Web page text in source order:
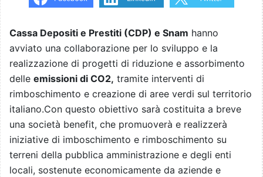
Cassa Depositi e Prestiti (CDP) e Snam hanno
avviato una collaborazione per lo sviluppo e la
realizzazione di progetti di riduzione e assorbimento
delle emissioni di CO2, tramite interventi di
rimboschimento e creazione di aree verdi sul territorio
italiano.Con questo obiettivo sarà costituita a breve
una società benefit, che promuoverà e realizzerà
iniziative di imboschimento e rimboschimento su
terreni della pubblica amministrazione e degli enti
locali, sostenute economicamente da aziende e